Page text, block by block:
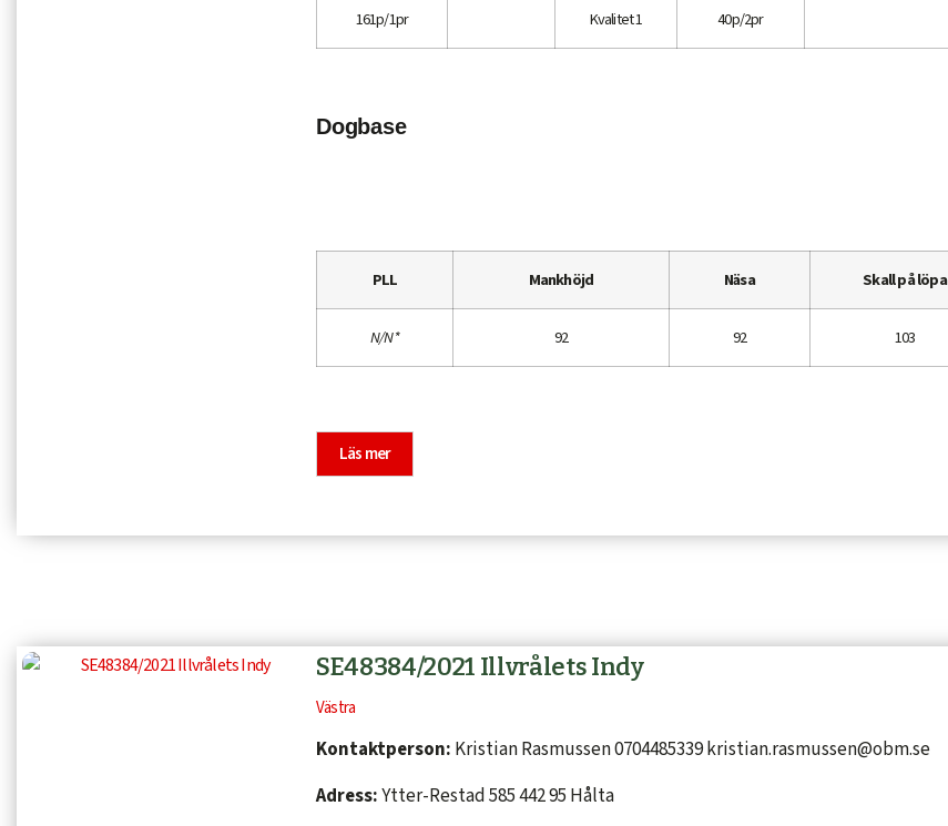
161p/1pr Kvalitet 1 40p/2pr
Dogbase
PLL Mankhöjd Näsa Skall på löpa
N/N* 92 92 103
Läs mer
SE48384/2021 Illvrålets Indy
Västra
Kontaktperson: Kristian Rasmussen 0704485339 kristian.rasmussen@obm.se
Adress:Ytter-Restad 585 442 95 Hålta